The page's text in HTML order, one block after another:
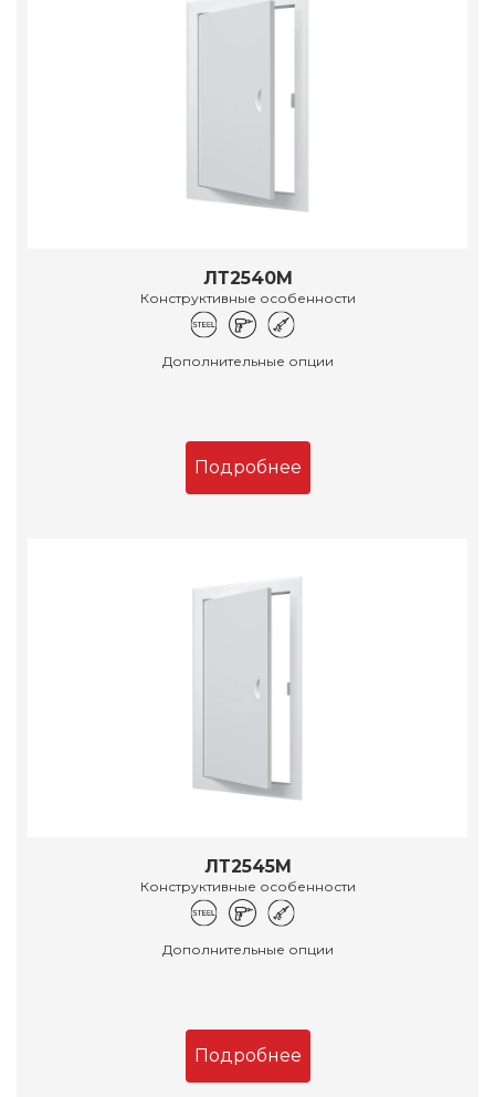
ЛТ2540М
Конструктивные особенности
Дополнительные опции
Подробнее
ЛТ2545М
Конструктивные особенности
Дополнительные опции
Подробнее